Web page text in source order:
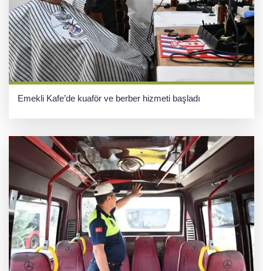
Emekli Kafe’de kuaför ve berber hizmeti başladı